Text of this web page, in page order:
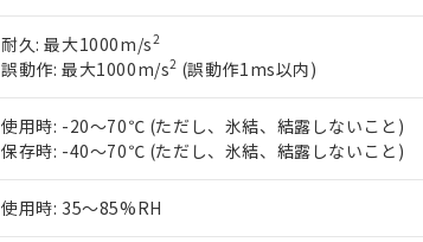
耐久: 最大1000m/s2
誤動作: 最大1000m/s2 (誤動作1ms以内)
使用時: -20～70℃ (ただし、氷結、結露しないこと)
保存時: -40～70℃ (ただし、氷結、結露しないこと)
使用時: 35～85%RH
いる法人を指します。
EU RoHS指令（10物質）の非含有証明書
51物質の非含有証明書（当社基準）
※本証明書は発行日時点で非含有を証明するもの
混在することから備考欄に対応日を記載しておりま
既に当社にて対応品への在庫切替を完了してい
り割愛しております。